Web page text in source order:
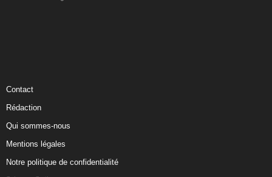
Contact
Rédaction
Qui sommes-nous
Mentions légales
Notre politique de confidentialité